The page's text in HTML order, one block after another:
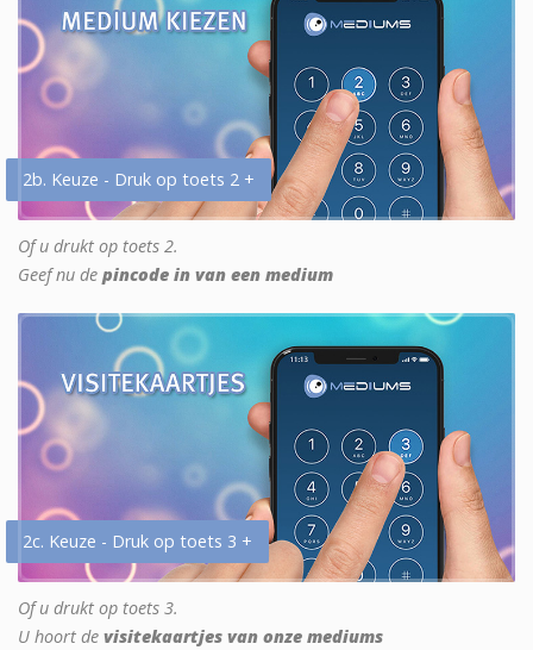
2b. Keuze - Druk op toets 2 +
Of u drukt op toets 2.
Geef nu de pincode in van een medium
2c. Keuze - Druk op toets 3 +
Of u drukt op toets 3.
U hoort de visitekaartjes van onze mediums